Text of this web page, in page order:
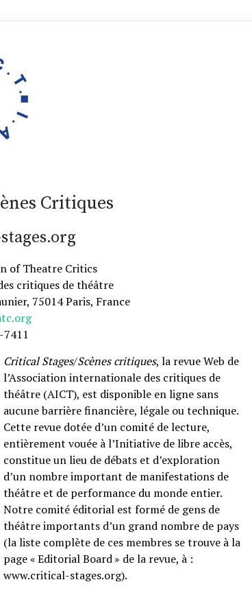
Critiques
of Theatre Critics
critiques de théâtre
75014 Paris, France
7411
Critical Stages/Scènes critiques, la revue Web de
l’Association internationale des critiques de
théâtre (AICT), est disponible en ligne sans
aucune barrière financière, légale ou technique.
Cette revue dotée d’un comité de lecture,
entièrement vouée à l’Initiative de libre accès,
constitue un lieu de débats et d’exploration
d’un nombre important de manifestations de
théâtre et de performance du monde entier.
Notre comité éditorial est formé de gens de
théâtre importants d’un grand nombre de pays
(la liste complète de ces membres se trouve à la
page « Editorial Board » de la revue, à :
www.critical-stages.org).